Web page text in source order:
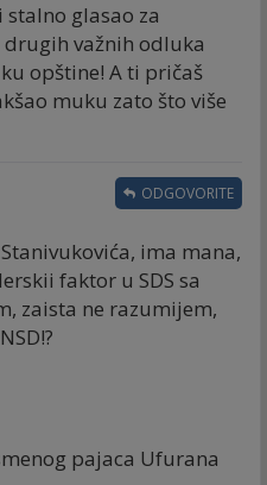
stalno glasao za
važnih odluka
opštine! A ti pričaš
muku zato što više
ima mana,
faktor u SDS sa
zaista ne razumijem,
ODGOVORITE
pajaca Ufurana